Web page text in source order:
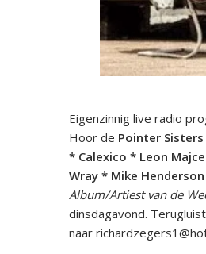
Eigenzinnig live radio
Hoor de Pointer
* Calexico * Leon
Wray * Mike
Album/Artiest van de
dinsdagavond.
naar